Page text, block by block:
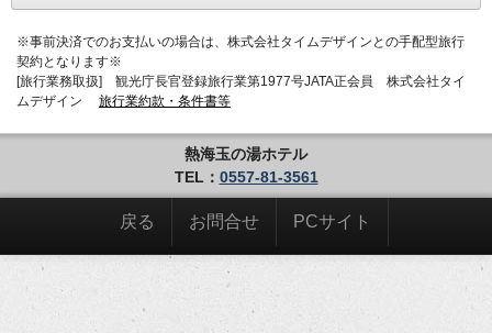
す。
※当館、アルコール類のお持ち込みはご遠慮お願いし
ております。もし持ち込まれる場合は１人、持込料600
※事前決済でのお支払いの場合は、株式会社タイムデザインとの手配型旅行
契約となります※
[旅行業務取扱] 観光庁長官登録旅行業第1977号JATA正会員 株式会社タイ
ムデザイン 旅行業約款・条件書等
熱海玉の湯ホテル
TEL： 0557-81-3561
戻る お問合せ PCサイト